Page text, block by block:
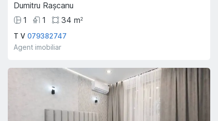
Dumitru Rașcanu
1
1 34 m2
T V 079382747
Agent imobiliar